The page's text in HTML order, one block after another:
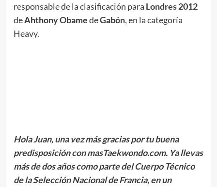
responsable de la clasificación para Londres 2012
deAhthony ObamedeGabón, en la categoría
Heavy.
Hola Juan, una vez más gracias por tu buena
predisposición con masTaekwondo.com. Ya llevas
más de dos años como parte del Cuerpo Técnico
de la Selección Nacional de Francia, en un